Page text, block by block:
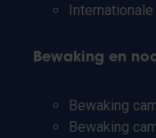
Bewaking en
Bewaking
Bewaking